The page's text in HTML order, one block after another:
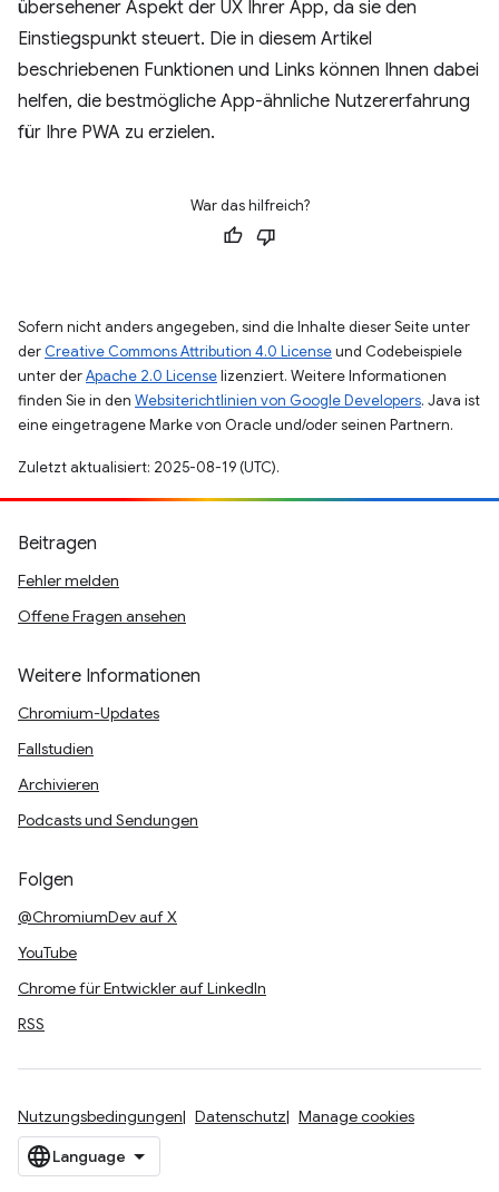
übersehener Aspekt der UX Ihrer App, da sie den
Einstiegspunkt steuert. Die in diesem Artikel
beschriebenen Funktionen und Links können Ihnen dabei
helfen, die bestmögliche App-ähnliche Nutzererfahrung
für Ihre PWA zu erzielen.
War das hilfreich?
Sofern nicht anders angegeben, sind die Inhalte dieser Seite unter
der Creative Commons Attribution 4.0 Licenseund Codebeispiele
unter derApache 2.0 Licenselizenziert. Weitere Informationen
finden Sie in den Websiterichtlinien von Google Developers. Java ist
eine eingetragene Marke von Oracle und/oder seinen Partnern.
Zuletzt aktualisiert: 2025-08-19 (UTC).
Beitragen
Fehler melden
Offene Fragen ansehen
Weitere Informationen
Chromium-Updates
Fallstudien
Archivieren
Podcasts und Sendungen
Folgen
@ChromiumDev auf X
YouTube
Chrome für Entwickler auf LinkedIn
RSS
Nutzungsbedingungen Datenschutz Manage cookies